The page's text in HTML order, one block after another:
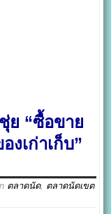
ย “ซื้อขาย
เก่าเก็บ”
ตลาดนัด, ตลาดนัดเขต